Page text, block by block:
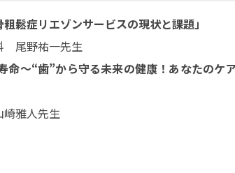
鬆症リエゾンサービスの現状と課題」
尾野祐一先生
命～“歯”から守る未来の健康！あなたのケ
雅人先生